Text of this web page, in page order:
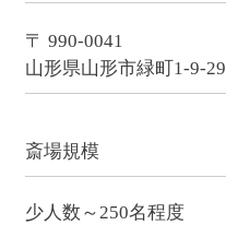
〒 990-0041
山形県山形市緑町1-9-29
斎場規模
少人数～250名程度